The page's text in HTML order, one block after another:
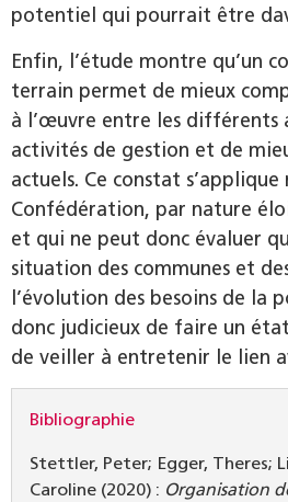
potentiel qui pourrait être
Enfin, l’étude montre qu’un
terrain permet de mieux
à l’œuvre entre les différents
activités de gestion et de
actuels. Ce constat
Confédération, par nature
et qui ne peut donc évaluer
situation des communes et
l’évolution des besoins de la
donc judicieux de faire un
de veiller à entretenir le lien
Bibliographie
Stettler, Peter; Egger, Theres;
Caroline (2020) : Organisation